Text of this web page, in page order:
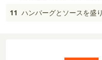
11 ハンバーグとソースを盛